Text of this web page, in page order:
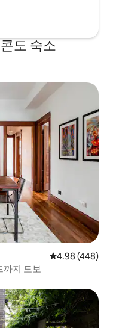
도 숙소
평점 4.98점(5
4.98 (448)
까지 도보